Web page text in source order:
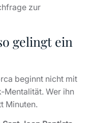
Joan Baptista,
für
im
Reservierung
Parkplatzsituation.
Graves oder Son